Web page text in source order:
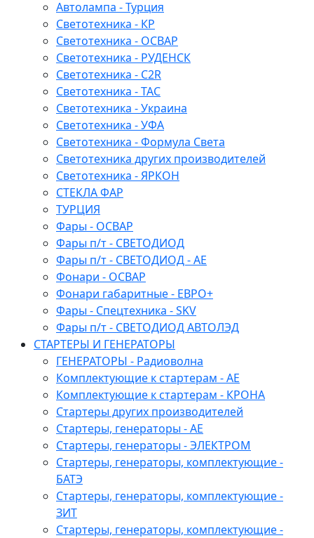
Автолампа - Турция
Светотехника - КР
Светотехника - ОСВАР
Светотехника - РУДЕНСК
Светотехника - C2R
Светотехника - ТАС
Светотехника - Украина
Светотехника - УФА
Светотехника - Формула Света
Светотехника других производителей
Светотехника - ЯРКОН
СТЕКЛА ФАР
ТУРЦИЯ
Фары - ОСВАР
Фары п/т - СВЕТОДИОД
Фары п/т - СВЕТОДИОД - АЕ
Фонари - ОСВАР
Фонари габаритные - ЕВРО+
Фары - Спецтехника - SKV
Фары п/т - СВЕТОДИОД АВТОЛЭД
СТАРТЕРЫ И ГЕНЕРАТОРЫ
ГЕНЕРАТОРЫ - Радиоволна
Комплектующие к стартерам - АЕ
Комплектующие к стартерам - КРОНА
Стартеры других производителей
Стартеры, генераторы - АЕ
Стартеры, генераторы - ЭЛЕКТРОМ
Стартеры, генераторы, комплектующие -
БАТЭ
Стартеры, генераторы, комплектующие -
ЗИТ
Стартеры, генераторы, комплектующие -